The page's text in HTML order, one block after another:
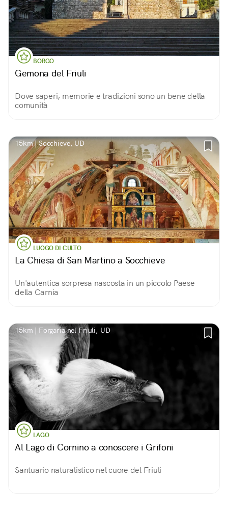
BORGO
Gemona del Friuli
Dove saperi, memorie e tradizioni sono un bene della
comunità
15km | Socchieve, UD
LUOGO DI CULTO
La Chiesa di San Martino a Socchieve
Un'autentica sorpresa nascosta in un piccolo Paese
della Carnia
15km | Forgaria nel Friuli, UD
LAGO
Al Lago di Cornino a conoscere i Grifoni
Santuario naturalistico nel cuore del Friuli